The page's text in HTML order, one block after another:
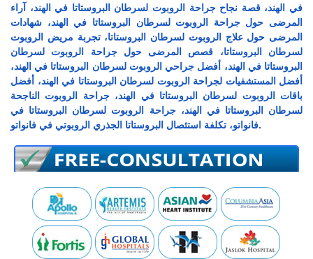
في الهند، قصة نجاح جراحة الروبوت لسرطان البروستاتا في الهند، آراء
المرضى حول جراحة الروبوت لسرطان البروستاتا في الهند، شهادات
المرضى حول علاج الروبوت لسرطان البروستاتا، تجربة مريض الروبوت
لسرطان البروستاتا، قصص المرضى حول جراحة الروبوت لسرطان
البروستاتا في الهند، أفضل جراحي الروبوت لسرطان البروستاتا في الهند،
أفضل المستشفيات لجراحة الروبوت لسرطان البروستاتا في الهند، أفضل
باقات الروبوت لسرطان البروستاتا في الهند، جراحة الروبوت الناجحة
لسرطان البروستاتا في الهند، جراحة الروبوت لسرطان البروستاتا في
فانواتو، تكلفة استئصال البروستاتا الجذري الروبوتي في فانواتو.